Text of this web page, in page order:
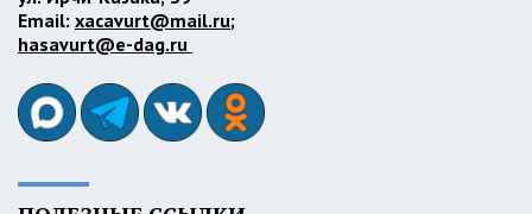
Email: xacavurt@mail.ru;
hasavurt@e-dag.ru